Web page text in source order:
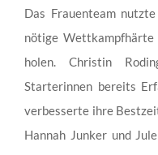
Das Frauenteam
nötige
holen. Christin
Starterinnen bereits
verbesserte ihre
Hannah Junker und